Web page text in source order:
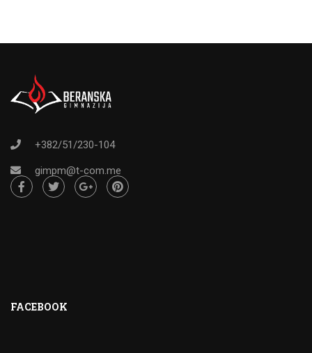
+382/51/230-104
gimpm@t-com.me
FACEBOOK